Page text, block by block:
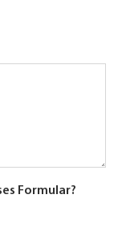
Formular?